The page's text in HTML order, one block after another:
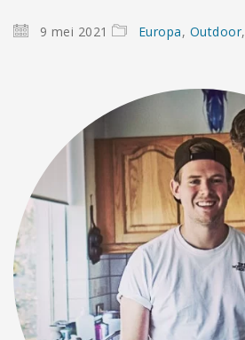
9 mei 2021 Europa, Outdoor,